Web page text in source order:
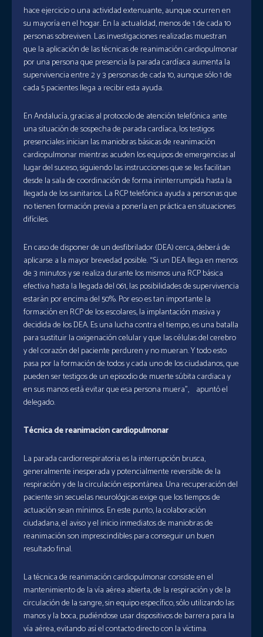
hace ejercicio o una actividad extenuante, aunque ocurren en
su mayoría en el hogar. En la actualidad, menos de 1 de cada 10
personas sobreviven. Las investigaciones realizadas muestran
que la aplicación de las técnicas de reanimación cardiopulmonar
por una persona que presencia la parada cardíaca aumenta la
supervivencia entre 2 y 3 personas de cada 10, aunque sólo 1 de
cada 5 pacientes llega a recibir esta ayuda.
En Andalucía, gracias al protocolo de atención telefónica ante
una situación de sospecha de parada cardíaca, los testigos
presenciales inician las maniobras básicas de reanimación
cardiopulmonar mientras acuden los equipos de emergencias al
lugar del suceso, siguiendo las instrucciones que se les facilitan
desde la sala de coordinación de forma ininterrumpida hasta la
llegada de los sanitarios. La RCP telefónica ayuda a personas que
no tienen formación previa a ponerla en práctica en situaciones
difíciles.
En caso de disponer de un desfibrilador (DEA) cerca, deberá de
aplicarse a la mayor brevedad posible. “Si un DEA llega en menos
de 3 minutos y se realiza durante los mismos una RCP básica
efectiva hasta la llegada del 061, las posibilidades de supervivencia
estarán por encima del 50%. Por eso es tan importante la
formación en RCP de los escolares, la implantación masiva y
decidida de los DEA. Es una lucha contra el tiempo, es una batalla
para sustituir la oxigenación celular y que las células del cerebro
y del corazón del paciente perduren y no mueran. Y todo esto
pasa por la formación de todos y cada uno de los ciudadanos, que
pueden ser testigos de un episodio de muerte súbita cardiaca y
en sus manos está evitar que esa persona muera”, apuntó el
delegado.
Técnica de reanimación cardiopulmonar
La parada cardiorrespiratoria es la interrupción brusca,
generalmente inesperada y potencialmente reversible de la
respiración y de la circulación espontánea. Una recuperación del
paciente sin secuelas neurológicas exige que los tiempos de
actuación sean mínimos. En este punto, la colaboración
ciudadana, el aviso y el inicio inmediatos de maniobras de
reanimación son imprescindibles para conseguir un buen
resultado final.
La técnica de reanimación cardiopulmonar consiste en el
mantenimiento de la vía aérea abierta, de la respiración y de la
circulación de la sangre, sin equipo específico, sólo utilizando las
manos y la boca, pudiéndose usar dispositivos de barrera para la
vía aérea, evitando así el contacto directo con la víctima.